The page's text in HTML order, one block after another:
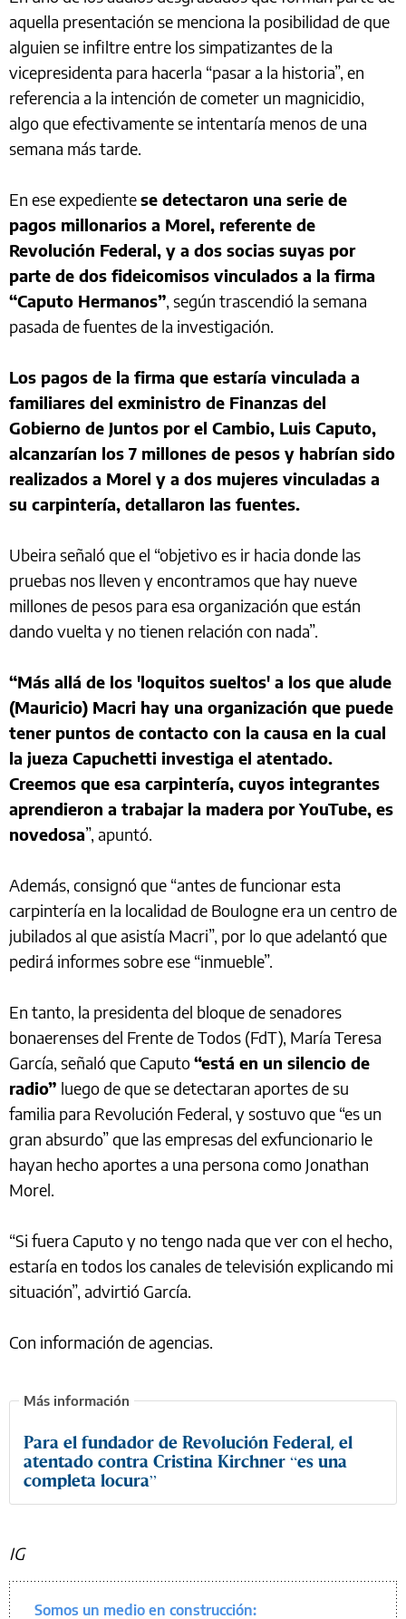
aquella presentación se menciona la posibilidad de que
alguien se infiltre entre los simpatizantes de la
vicepresidenta para hacerla “pasar a la historia”, en
referencia a la intención de cometer un magnicidio,
algo que efectivamente se intentaría menos de una
semana más tarde.
En ese expedientese detectaron una serie de
pagos millonarios a Morel, referente de
Revolución Federal, y a dos socias suyas por
parte de dos fideicomisos vinculados a la firma
“Caputo Hermanos”, según trascendió la semana
pasada de fuentes de la investigación.
Los pagos de la firma que estaría vinculada a
familiares del exministro de Finanzas del
Gobierno de Juntos por el Cambio, Luis Caputo,
alcanzarían los 7 millones de pesos y habrían sido
realizados a Morel y a dos mujeres vinculadas a
su carpintería, detallaron las fuentes.
Ubeira señaló que el “objetivo es ir hacia donde las
pruebas nos lleven y encontramos que hay nueve
millones de pesos para esa organización que están
dando vuelta y no tienen relación con nada”.
“Más allá de los 'loquitos sueltos' a los que alude
(Mauricio) Macri hay una organización que puede
tener puntos de contacto con la causa en la cual
la jueza Capuchetti investiga el atentado.
Creemos que esa carpintería, cuyos integrantes
aprendieron a trabajar la madera por YouTube, es
novedosa”, apuntó.
Además, consignó que “antes de funcionar esta
carpintería en la localidad de Boulogne era un centro de
jubilados al que asistía Macri”, por lo que adelantó que
pedirá informes sobre ese “inmueble”.
En tanto, la presidenta del bloque de senadores
bonaerenses del Frente de Todos (FdT), María Teresa
García, señaló que Caputo“está en un silencio de
radio” luego de que se detectaran aportes de su
familia para Revolución Federal, y sostuvo que “es un
gran absurdo” que las empresas del exfuncionario le
hayan hecho aportes a una persona como Jonathan
Morel.
“Si fuera Caputo y no tengo nada que ver con el hecho,
estaría en todos los canales de televisión explicando mi
situación”, advirtió García.
Con información de agencias.
Para el fundador de Revolución Federal, el
atentado contra Cristina Kirchner “es una
completa locura”
IG
Somos un medio en construcción: